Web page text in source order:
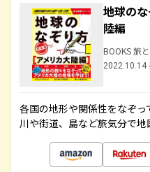
地球の
陸編
BOOKS 旅
2022.10.14
各国の地形や関係性をなぞっ
川や街道、島など旅気分で地